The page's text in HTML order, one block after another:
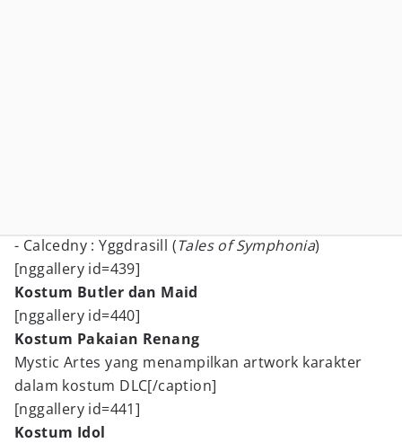
- Calcedny : Yggdrasill (Tales of Symphonia)
[nggallery id=439]
Kostum Butler dan Maid
[nggallery id=440]
Kostum Pakaian Renang
Mystic Artes yang menampilkan artwork karakter
dalam kostum DLC[/caption]
[nggallery id=441]
Kostum Idol